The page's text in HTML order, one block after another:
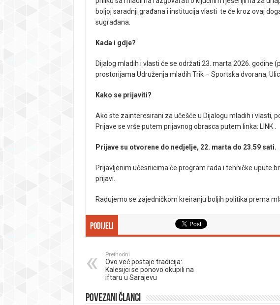
boljoj saradnji građana i institucija vlasti te će kroz ovaj
sugrađana.
Kada i gdje?
Dijalog mladih i vlasti će se održati 23. marta 2026. godine
prostorijama Udruženja mladih Trik – Sportska dvorana,
Kako se prijaviti?
Ako ste zainteresirani za učešće u Dijalogu mladih i vlasti,
Prijave se vrše putem prijavnog obrasca putem linka: LINK.
Prijave su otvorene do nedjelje, 22. marta do 23.59 sati.
Prijavljenim učesnicima će program rada i tehničke upute
prijavi.
Radujemo se zajedničkom kreiranju boljih politika prema
Podijeli
Prethodni
Ovo već postaje tradicija:
Kalesijci se ponovo okupili na
iftaru u Sarajevu
Povezani članci